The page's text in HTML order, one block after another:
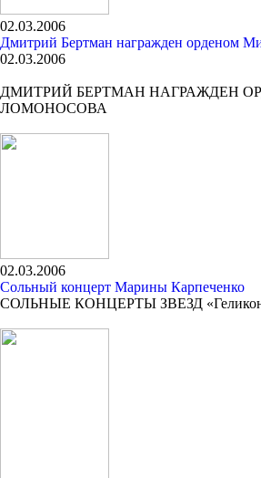
02.03.2006
Дмитрий Бертман награжден орденом
02.03.2006
ДМИТРИЙ БЕРТМАН НАГРАЖДЕН
ЛОМОНОСОВА
02.03.2006
Сольный концерт Марины Карпеченко
СОЛЬНЫЕ КОНЦЕРТЫ ЗВЕЗД